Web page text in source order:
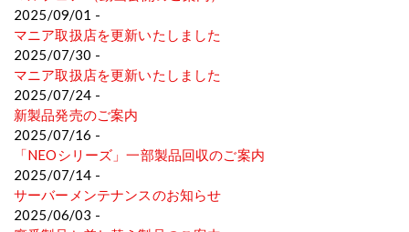
2025/09/01 -
マニア取扱店を更新いたしました
2025/07/30 -
マニア取扱店を更新いたしました
2025/07/24 -
新製品発売のご案内
2025/07/16 -
「NEOシリーズ」一部製品回収のご案内
2025/07/14 -
サーバーメンテナンスのお知らせ
2025/06/03 -